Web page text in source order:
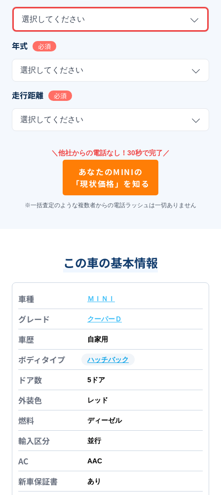
選択してください
年式 必須
選択してください
走行距離 必須
選択してください
＼他社からの電話なし！30秒で完了／
あなたのMINIの
「現状価格」を知る
※一括査定のような複数者からの電話ラッシュは一切ありません
この車の基本情報
車種 ＭＩＮＩ
グレード クーパーＤ
車歴 自家用
ボディタイプ ハッチバック
ドア数 5 ドア
外装色 レッド
燃料 ディーゼル
輸入区分 並行
AC AAC
新車保証書 あり